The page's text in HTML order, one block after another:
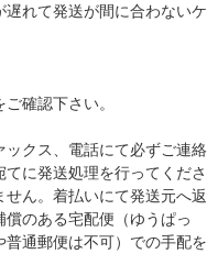
れて発送が間に合わないケ
確認下さい。
クス、電話にて必ずご連絡
に発送処理を行ってくださ
ん。着払いにて発送元へ返
のある宅配便（ゆうぱっ
通郵便は不可）での手配を